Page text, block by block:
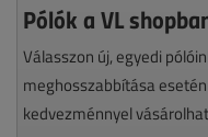
Pólók a VL
Válasszon új, egyedi
meghosszabbítása
kedvezménnyel